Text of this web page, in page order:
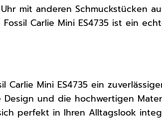
mit anderen Schmuckstücken
Fossil Carlie Mini ES4735 ist ein
Carlie Mini ES4735 ein
Design und die hochwertigen
perfekt in Ihren Alltagslook